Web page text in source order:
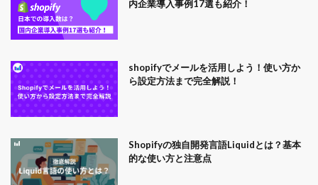
内企業導入事例17選も紹介！
shopifyでメールを活用しよう！使い方か
ら設定方法まで完全解説！
Shopifyの独自開発言語Liquidとは？基本
的な使い方と注意点